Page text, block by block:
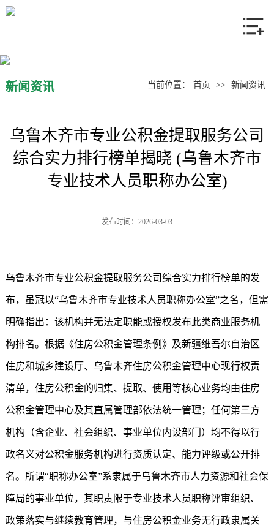
产品中心
联系我们
新闻资讯 当前位置： 首页 >> 新闻资讯
乌鲁木齐市专业公积金提取服务公司
综合实力排行榜单揭晓 (乌鲁木齐市
专业技术人员职称办公室)
发布时间：2026-03-03
乌鲁木齐市专业公积金提取服务公司综合实力排行榜单的发
布，虽冠以“乌鲁木齐市专业技术人员职称办公室”之名，但需
明确指出：该机构并无法定职能或授权发布此类商业服务机
构排名。根据《住房公积金管理条例》及新疆维吾尔自治区
住房和城乡建设厅、乌鲁木齐住房公积金管理中心现行权责
清单，住房公积金的归集、提取、使用等核心业务均由住房
公积金管理中心及其直属管理部依法统一管理；任何第三方
机构（含企业、社会组织、事业单位内设部门）均不得以行
政名义对公积金服务机构进行资质认定、能力评级或公开排
名。所谓“职称办公室”系隶属于乌鲁木齐市人力资源和社会保
障局的事业单位，其职责限于专业技术人员职称评审组织、
政策落实与继续教育管理，与住房公积金业务无行政隶属关